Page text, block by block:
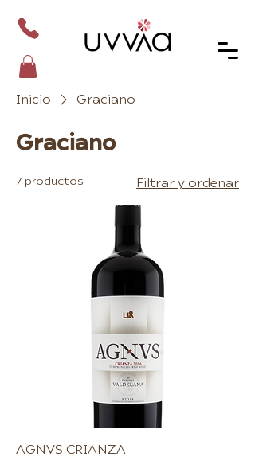
Inicio Graciano
Graciano
7 productos Filtrar y ordenar
AGNVS CRIANZA